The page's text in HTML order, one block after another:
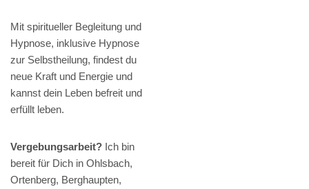
Mit spiritueller Begleitung und
Hypnose, inklusive Hypnose
zur Selbstheilung, findest du
neue Kraft und Energie und
kannst dein Leben befreit und
erfüllt leben.
Vergebungsarbeit? Ich bin
bereit für Dich in Ohlsbach,
Ortenberg, Berghaupten,